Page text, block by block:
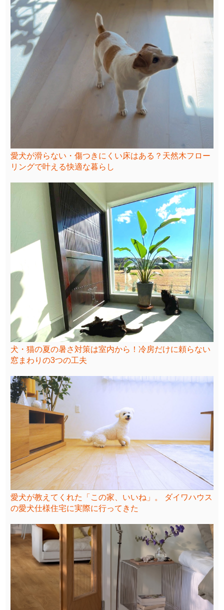
愛犬が滑らない・傷つきにくい床はある？天然木フロー
リングで叶える快適な暮らし
犬・猫の夏の暑さ対策は室内から！冷房だけに頼らない
窓まわりの3つの工夫
愛犬が教えてくれた「この家、いいね」。 ダイワハウス
の愛犬仕様住宅に実際に行ってきた